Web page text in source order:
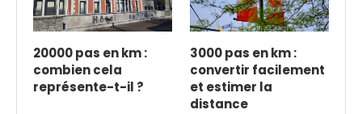
20000 pas en km :
combien cela
représente-t-il ?
3000 pas en km :
convertir facilement
et estimer la
distance